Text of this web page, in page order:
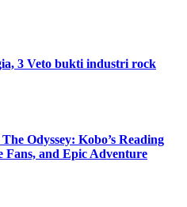
3 Veto bukti industri rock
Odyssey: Kobo’s Reading
and Epic Adventure